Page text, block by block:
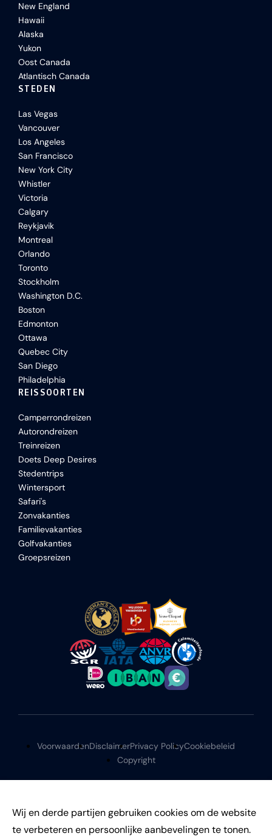
Wij en derde partijen gebruiken cookies om de website
te verbeteren en persoonlijke aanbevelingen te tonen.
New England
Hawaii
Alaska
Yukon
Oost Canada
Atlantisch Canada
STEDEN
Las Vegas
Vancouver
Los Angeles
San Francisco
New York City
Whistler
Victoria
Calgary
Reykjavik
Montreal
Orlando
Toronto
Stockholm
Washington D.C.
Boston
Edmonton
Ottawa
Quebec City
San Diego
Philadelphia
REISSOORTEN
Camperrondreizen
Autorondreizen
Treinreizen
Doets Deep Desires
Stedentrips
Wintersport
Safari's
Zonvakanties
Familievakanties
Golfvakanties
Groepsreizen
VoorwaardenDisclaimerPrivacy PolicyCookiebeleid
Copyright